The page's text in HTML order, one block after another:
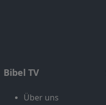
Bibel TV
Über uns